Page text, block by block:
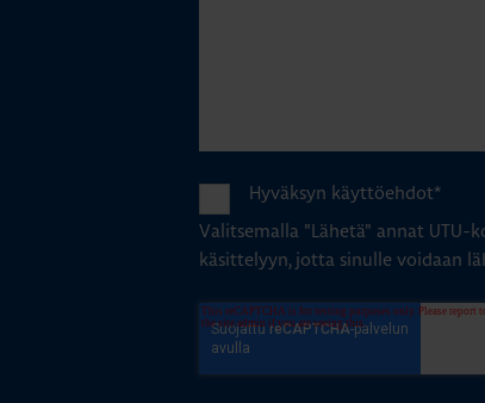
Hyväksyn käyttöehdot*
Valitsemalla "Lähetä" annat
käsittelyyn, jotta sinulle voidaan